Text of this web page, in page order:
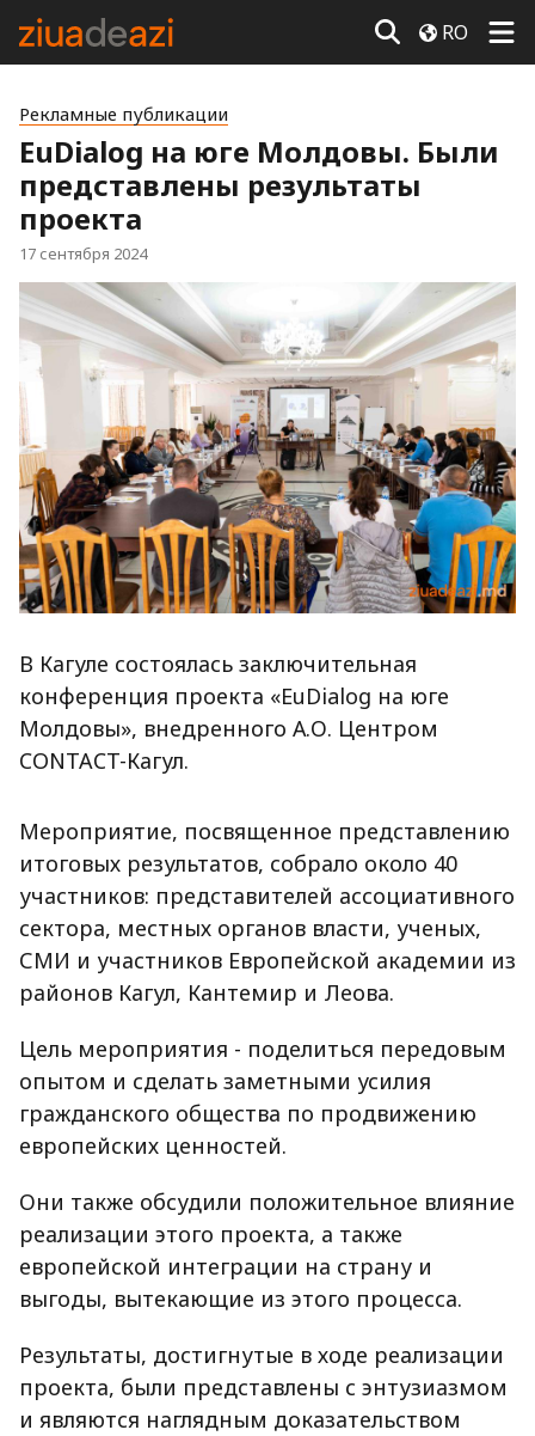
RO
Рекламные публикации
EuDialog на юге Молдовы. Были
представлены результаты
проекта
17 сентября 2024
В Кагуле состоялась заключительная
конференция проекта «EuDialog на юге
Молдовы», внедренного А.О. Центром
CONTACT-Кагул.
Мероприятие, посвященное представлению
итоговых результатов, собрало около 40
участников: представителей ассоциативного
сектора, местных органов власти, ученых,
СМИ и участников Европейской академии из
районов Кагул, Кантемир и Леова.
Цель мероприятия - поделиться передовым
опытом и сделать заметными усилия
гражданского общества по продвижению
европейских ценностей.
Они также обсудили положительное влияние
реализации этого проекта, а также
европейской интеграции на страну и
выгоды, вытекающие из этого процесса.
Результаты, достигнутые в ходе реализации
проекта, были представлены с энтузиазмом
и являются наглядным доказательством